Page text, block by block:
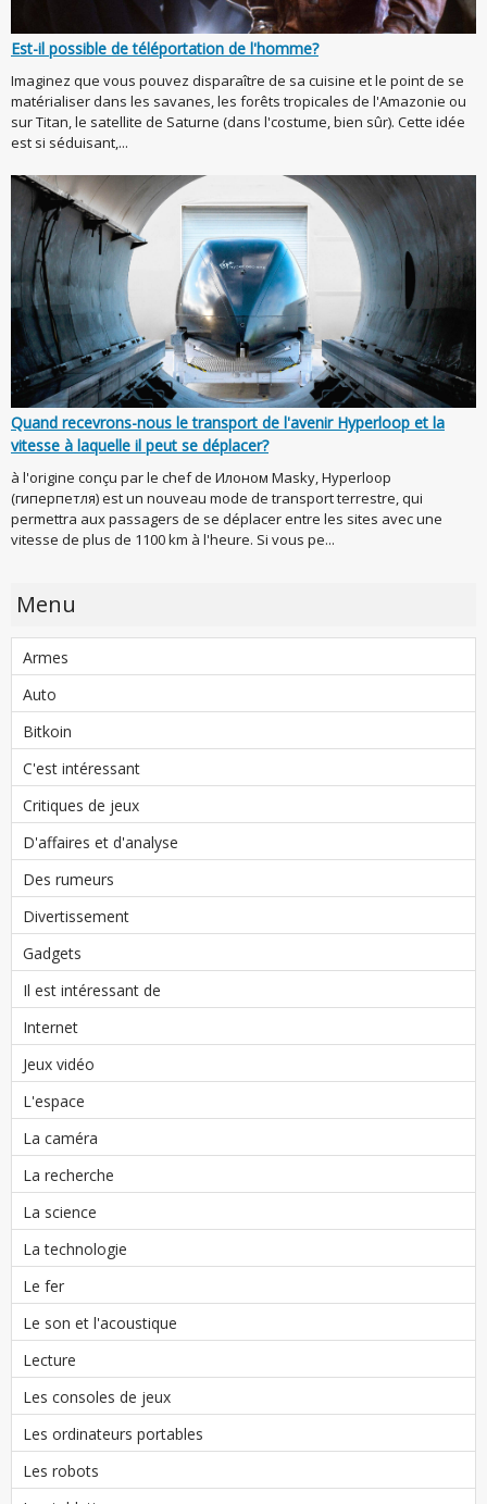
Est-il possible de téléportation de l'homme?
Imaginez que vous pouvez disparaître de sa cuisine et le point de se
matérialiser dans les savanes, les forêts tropicales de l'Amazonie ou
sur Titan, le satellite de Saturne (dans l'costume, bien sûr). Cette idée
est si séduisant,...
Quand recevrons-nous le transport de l'avenir Hyperloop et la
vitesse à laquelle il peut se déplacer?
à l'origine conçu par le chef de Илоном Masky, Hyperloop
(гиперпетля) est un nouveau mode de transport terrestre, qui
permettra aux passagers de se déplacer entre les sites avec une
vitesse de plus de 1100 km à l'heure. Si vous pe...
Menu
Armes
Auto
Bitkoin
C'est intéressant
Critiques de jeux
D'affaires et d'analyse
Des rumeurs
Divertissement
Gadgets
Il est intéressant de
Internet
Jeux vidéo
L'espace
La caméra
La recherche
La science
La technologie
Le fer
Le son et l'acoustique
Lecture
Les consoles de jeux
Les ordinateurs portables
Les robots